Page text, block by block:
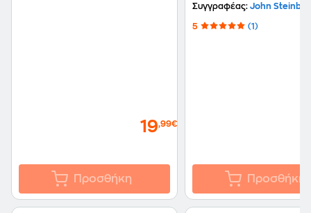
19,99€
Προσθήκη
Συγγραφέας: John
5 (1)
Προσθήκη